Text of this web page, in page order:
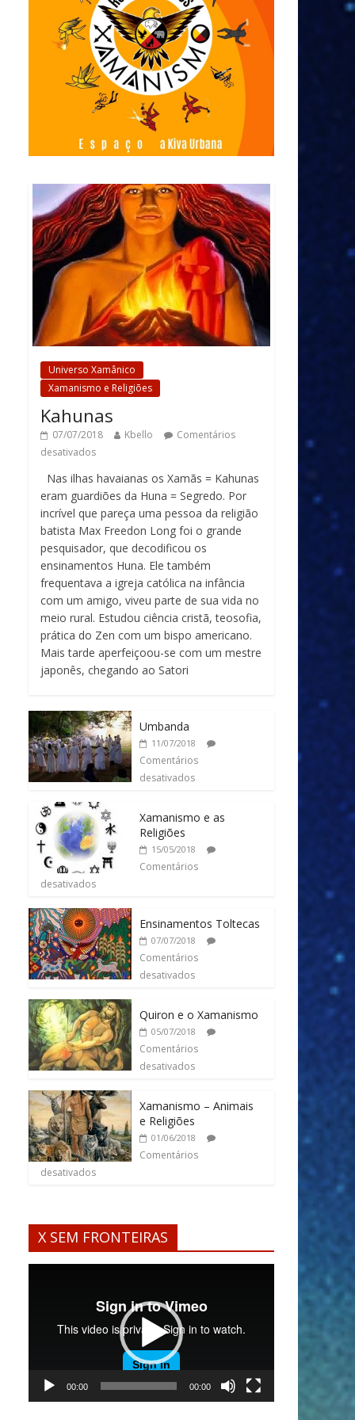
Universo Xamânico
Xamanismo e Religiões
Kahunas
07/07/2018 Kbello
Comentários
desativados
Nas ilhas havaianas os Xamãs = Kahunas
eram guardiões da Huna = Segredo. Por
incrível que pareça uma pessoa da religião
batista Max Freedon Long foi o grande
pesquisador, que decodificou os
ensinamentos Huna. Ele também
frequentava a igreja católica na infância
com um amigo, viveu parte de sua vida no
meio rural. Estudou ciência cristã, teosofia,
prática do Zen com um bispo americano.
Mais tarde aperfeiçoou-se com um mestre
japonês, chegando ao Satori
Umbanda
11/07/2018
Comentários
desativados
Xamanismo e as
Religiões
15/05/2018
Comentários
desativados
Ensinamentos Toltecas
07/07/2018
Comentários
desativados
Quiron e o Xamanismo
05/07/2018
Comentários
desativados
Xamanismo – Animais
e Religiões
01/06/2018
Comentários
desativados
X SEM FRONTEIRAS
00:00 00:00